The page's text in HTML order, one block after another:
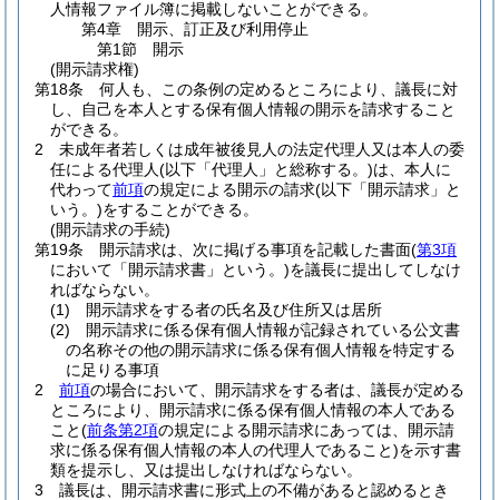
人情報ファイル簿に掲載しないことができる。
第4章
開示、訂正及び利用停止
第1節
開示
(開示請求権)
第18条
何人も、この条例の定めるところにより、議長に対
し、自己を本人とする保有個人情報の開示を請求すること
ができる。
2
未成年者若しくは成年被後見人の法定代理人又は本人の委
任による代理人(以下「代理人」と総称する。)は、本人に
代わって前項の規定による開示の請求(以下「開示請求」と
いう。)をすることができる。
(開示請求の手続)
第19条
開示請求は、次に掲げる事項を記載した書面(第3項
において「開示請求書」という。)を議長に提出してしなけ
ればならない。
(1)
開示請求をする者の氏名及び住所又は居所
(2)
開示請求に係る保有個人情報が記録されている公文書
の名称その他の開示請求に係る保有個人情報を特定する
に足りる事項
2
前項の場合において、開示請求をする者は、議長が定める
ところにより、開示請求に係る保有個人情報の本人である
こと(前条第2項の規定による開示請求にあっては、開示請
求に係る保有個人情報の本人の代理人であること)を示す書
類を提示し、又は提出しなければならない。
3
議長は、開示請求書に形式上の不備があると認めるとき